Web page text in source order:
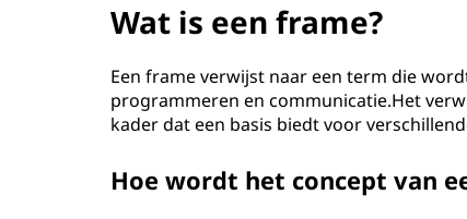
Wat is een frame?
Een frame verwijst naar een term die
programmeren en communicatie.Het
kader dat een basis biedt voor
Hoe wordt het concept van